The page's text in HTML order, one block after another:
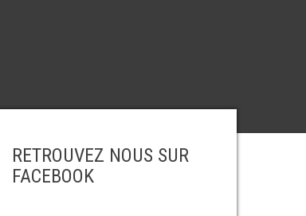
RETROUVEZ NOUS SUR
FACEBOOK